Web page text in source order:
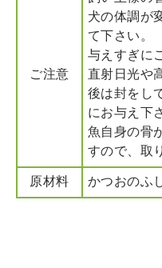
ご注意
犬の体調が
て下さい。
与えすぎに
直射日光や
後は封をし
にお与え下
魚自身の骨
すので、取
原材料 かつおのふ